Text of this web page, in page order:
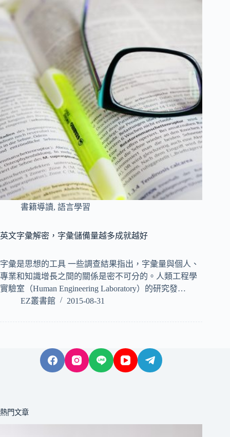
書籍導讀, 語言學習
英文字彙解密，字彙儲備量越多成就越好
字彙是思想的工具 一些調查結果指出，字彙量與個人、
專業和知識增長之間的關係是密不可分的。人類工程學
實驗室（Human Engineering Laboratory）的研究發…
EZ叢書館
2015-08-31
熱門文章